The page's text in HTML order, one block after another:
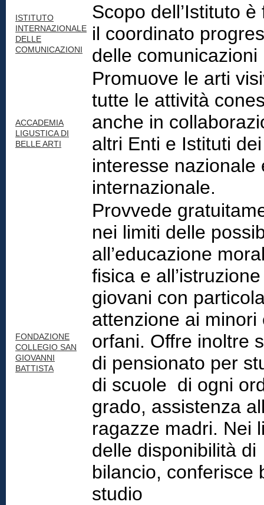
ISTITUTO
INTERNAZIONALE
DELLE
COMUNICAZIONI
Scopo dell’Istituto è
il coordinato
delle comunicazioni
ACCADEMIA
LIGUSTICA DI
BELLE ARTI
Promuove le arti
tutte le attività
anche in
altri Enti e Istituti dei
interesse nazionale
internazionale.
FONDAZIONE
COLLEGIO SAN
GIOVANNI
BATTISTA
Provvede
nei limiti delle
all’educazione
fisica e
giovani con
attenzione ai minori
orfani. Offre inoltre
di pensionato per
di scuole di ogni
grado, assistenza
ragazze madri. Nei
delle disponibilità di
bilancio, conferisce
studio